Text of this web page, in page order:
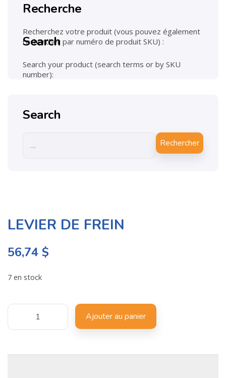
LEVIER DE FREIN
56,74 $
7 en stock
Ajouter au panier
Recherche
Recherchez votre produit (vous pouvez également
rechercher par numéro de produit SKU) :
Search
Search your product (search terms or by SKU
number):
Search
Rechercher